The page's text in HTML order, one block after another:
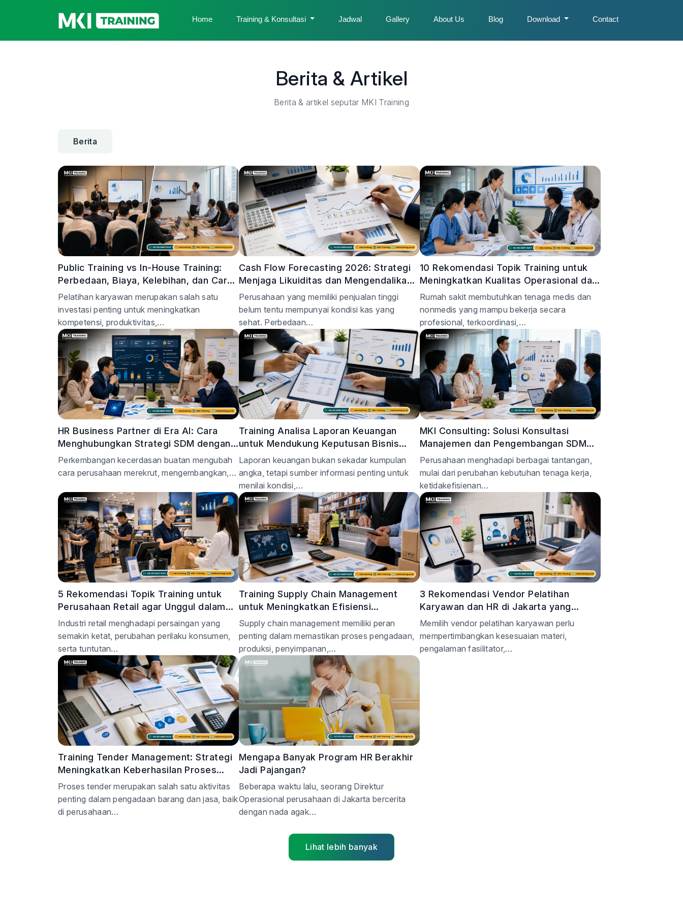
Home Training & Konsultasi Jadwal Gallery About Us Blog Download Contact
Berita & Artikel
Berita & artikel seputar MKI Training
Berita
Public Training vs In-House Training:
Perbedaan, Biaya, Kelebihan, dan Cara
Memilih
Pelatihan karyawan merupakan salah satu
investasi penting untuk meningkatkan
kompetensi, produktivitas,…
Cash Flow Forecasting 2026: Strategi
Menjaga Likuiditas dan Mengendalikan
Biaya Perusahaan
Perusahaan yang memiliki penjualan tinggi
belum tentu mempunyai kondisi kas yang
sehat. Perbedaan…
10 Rekomendasi Topik Training untuk
Meningkatkan Kualitas Operasional dan
Manajemen Rumah Sakit
Rumah sakit membutuhkan tenaga medis dan
nonmedis yang mampu bekerja secara
profesional, terkoordinasi,…
HR Business Partner di Era AI: Cara
Menghubungkan Strategi SDM dengan
Target Bisnis Perusahaan
Perkembangan kecerdasan buatan mengubah
cara perusahaan merekrut, mengembangkan,…
Training Analisa Laporan Keuangan
untuk Mendukung Keputusan Bisnis
yang Tepat
Laporan keuangan bukan sekadar kumpulan
angka, tetapi sumber informasi penting untuk
menilai kondisi,…
MKI Consulting: Solusi Konsultasi
Manajemen dan Pengembangan SDM
untuk Perusahaan
Perusahaan menghadapi berbagai tantangan,
mulai dari perubahan kebutuhan tenaga kerja,
ketidakefisienan…
5 Rekomendasi Topik Training untuk
Perusahaan Retail agar Unggul dalam
Layanan dan Efisien dalam Biaya
Operasional
Industri retail menghadapi persaingan yang
semakin ketat, perubahan perilaku konsumen,
serta tuntutan…
Training Supply Chain Management
untuk Meningkatkan Efisiensi
Operasional Perusahaan
Supply chain management memiliki peran
penting dalam memastikan proses pengadaan,
produksi, penyimpanan,…
3 Rekomendasi Vendor Pelatihan
Karyawan dan HR di Jakarta yang
Menyediakan Kelas Online
Memilih vendor pelatihan karyawan perlu
mempertimbangkan kesesuaian materi,
pengalaman fasilitator,…
Training Tender Management: Strategi
Meningkatkan Keberhasilan Proses
Pengadaan
Proses tender merupakan salah satu aktivitas
penting dalam pengadaan barang dan jasa, baik
di perusahaan…
Mengapa Banyak Program HR Berakhir
Jadi Pajangan?
Beberapa waktu lalu, seorang Direktur
Operasional perusahaan di Jakarta bercerita
dengan nada agak…
Lihat lebih banyak